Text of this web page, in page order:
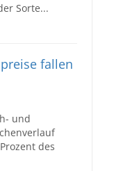
Sorte...
fallen
und
des